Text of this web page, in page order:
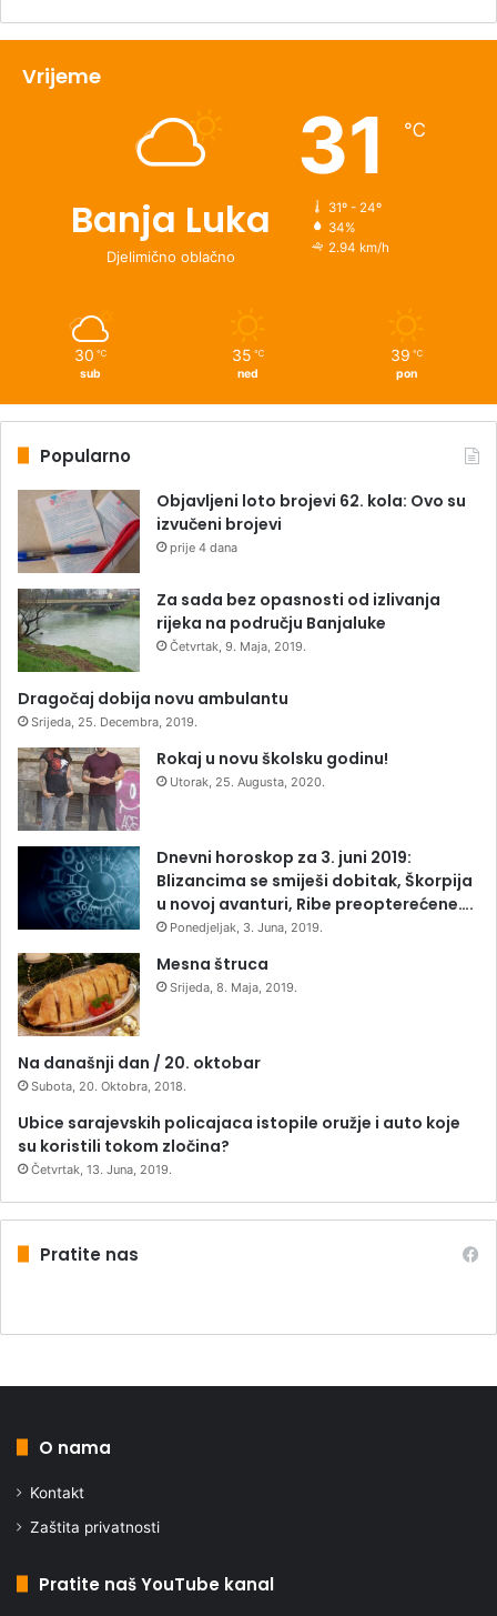
Vrijeme
Banja Luka
Djelimično oblačno
31 ℃
31º - 24º
34%
2.94 km/h
30 ℃
sub
35 ℃
ned
39 ℃
pon
Popularno
Objavljeni loto brojevi 62. kola: Ovo su
izvučeni brojevi
prije 4 dana
Za sada bez opasnosti od izlivanja
rijeka na području Banjaluke
Četvrtak, 9. Maja, 2019.
Dragočaj dobija novu ambulantu
Srijeda, 25. Decembra, 2019.
Rokaj u novu školsku godinu!
Utorak, 25. Augusta, 2020.
Dnevni horoskop za 3. juni 2019:
Blizancima se smiješi dobitak, Škorpija
u novoj avanturi, Ribe preopterećene….
Ponedjeljak, 3. Juna, 2019.
Mesna štruca
Srijeda, 8. Maja, 2019.
Na današnji dan / 20. oktobar
Subota, 20. Oktobra, 2018.
Ubice sarajevskih policajaca istopile oružje i auto koje
su koristili tokom zločina?
Četvrtak, 13. Juna, 2019.
Pratite nas
O nama
Kontakt
Zaštita privatnosti
Pratite naš YouTube kanal